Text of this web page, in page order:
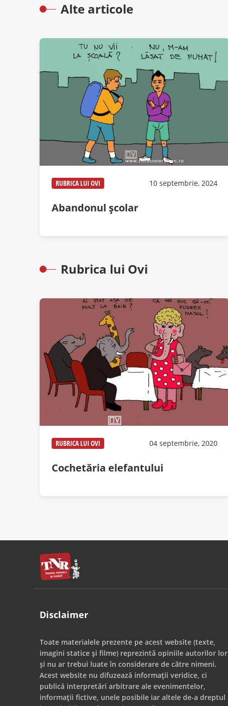
Alte articole
RUBRICA LUI OVI 10 septembrie, 2024
Abandonul școlar
Rubrica lui Ovi
RUBRICA LUI OVI 04 septembrie, 2020
Cochetăria elefantului
Disclaimer
Toate materialele prezente pe acest website (texte,
imagini statice și filme) reprezintă opiniile autorilor lor
și nu ar trebui luate în considerare de către nimeni.
Acest website nu difuzează informații veridice, ci
publică interpretări arbitrare ale evenimentelor,
informații fictive, unele posibile iar altele de-a dreptul